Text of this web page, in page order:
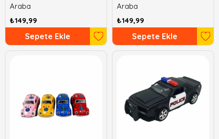
Araba
₺149,99
Sepete Ekle
Araba
₺149,99
Sepete Ekle